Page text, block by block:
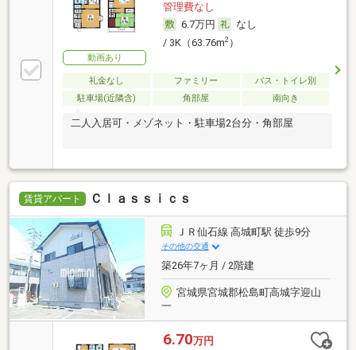
動画あり
管理費なし
6.7万円
なし
/ 3K（63.76m2）
礼金なし ファミリー
バス・トイレ別
駐車場(近隣含)
角部屋 南向き
二人入居可・メゾネット・駐車場2台分・角部屋
賃貸アパート Ｃｌａｓｓｉｃｓ
ＪＲ仙石線 高城町駅 徒歩9分
その他の交通
築26年7ヶ月 / 2階建
宮城県宮城郡松島町高城字迎山
一
6.70万円